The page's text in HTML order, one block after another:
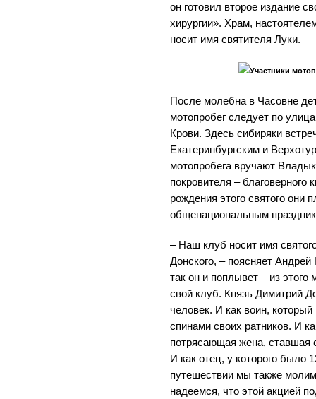
он готовил второе издание
хирургии». Храм,
носит имя святителя Луки.
Участники
После молебна в Часовне
мотопробег следует по
Крови. Здесь сибиряки
Екатеринбургским и
мотопробега вручают
покровителя – благоверного
рождения этого святого они
общенациональным
– Наш клуб носит имя
Донского, – поясняет
так он и поплывет – из
свой клуб. Князь Димитрий
человек. И как воин,
спинами своих ратников. И
потрясающая жена, ставшая
И как отец, у которого было
путешествии мы также
надеемся, что этой акцией